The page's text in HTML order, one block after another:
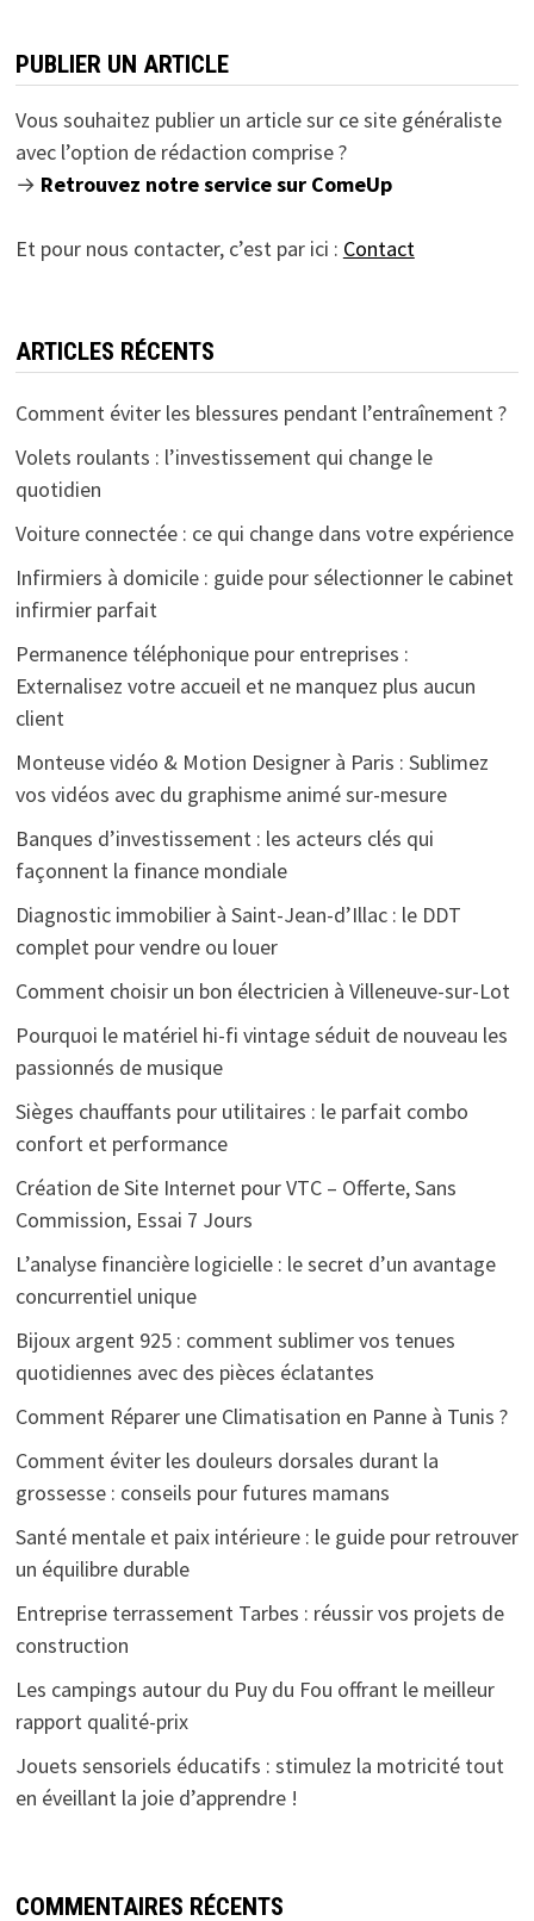
PUBLIER UN ARTICLE
Vous souhaitez publier un article sur ce site généraliste
avec l’option de rédaction comprise ?
→ Retrouvez notre service sur ComeUp
Et pour nous contacter, c’est par ici : Contact
ARTICLES RÉCENTS
Comment éviter les blessures pendant l’entraînement ?
Volets roulants : l’investissement qui change le
quotidien
Voiture connectée : ce qui change dans votre expérience
Infirmiers à domicile : guide pour sélectionner le cabinet
infirmier parfait
Permanence téléphonique pour entreprises :
Externalisez votre accueil et ne manquez plus aucun
client
Monteuse vidéo & Motion Designer à Paris : Sublimez
vos vidéos avec du graphisme animé sur-mesure
Banques d’investissement : les acteurs clés qui
façonnent la finance mondiale
Diagnostic immobilier à Saint-Jean-d’Illac : le DDT
complet pour vendre ou louer
Comment choisir un bon électricien à Villeneuve-sur-Lot
Pourquoi le matériel hi-fi vintage séduit de nouveau les
passionnés de musique
Sièges chauffants pour utilitaires : le parfait combo
confort et performance
Création de Site Internet pour VTC – Offerte, Sans
Commission, Essai 7 Jours
L’analyse financière logicielle : le secret d’un avantage
concurrentiel unique
Bijoux argent 925 : comment sublimer vos tenues
quotidiennes avec des pièces éclatantes
Comment Réparer une Climatisation en Panne à Tunis ?
Comment éviter les douleurs dorsales durant la
grossesse : conseils pour futures mamans
Santé mentale et paix intérieure : le guide pour retrouver
un équilibre durable
Entreprise terrassement Tarbes : réussir vos projets de
construction
Les campings autour du Puy du Fou offrant le meilleur
rapport qualité-prix
Jouets sensoriels éducatifs : stimulez la motricité tout
en éveillant la joie d’apprendre !
COMMENTAIRES RÉCENTS